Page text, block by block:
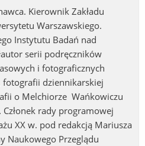
Kierownik Zakładu
Warszawskiego.
Instytutu Badań nad
serii podręczników
i fotograficznych
dziennikarskiej
o Melchiorze Wańkowiczu
rady programowej
XX w. pod redakcją Mariusza
Naukowego Przeglądu